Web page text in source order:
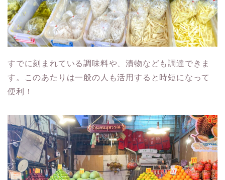
すでに刻まれている調味料や、漬物なども調達できま
す。このあたりは一般の人も活用すると時短になって
便利！